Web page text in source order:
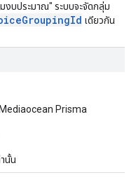
งบประมาณ" ระบบจะจัดกลุ่ม
เดียวกัน
Prisma
นั้น